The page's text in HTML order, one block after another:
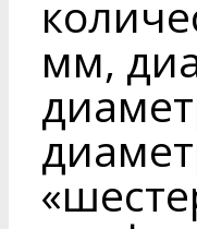
мм,